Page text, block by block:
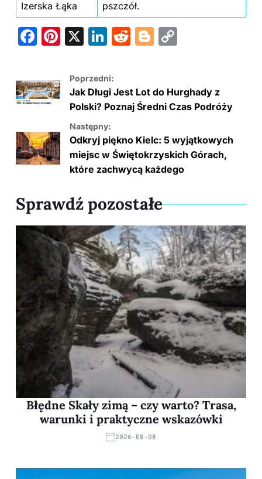
Izerska Łąka pszczół.
F
e
b
o
o
k
Pi
er
e
st
X
Li
k
e
dI
n
R
di
t
Bl
g
er
y
Li
k
Poprzedni:
Jak Długi Jest Lot do Hurghady z
Polski? Poznaj Średni Czas Podróży
Następny:
Odkryj piękno Kielc: 5 wyjątkowych
miejsc w Świętokrzyskich Górach,
które zachwycą każdego
Sprawdź pozostałe
Błędne Skały zimą – czy warto? Trasa,
warunki i praktyczne wskazówki
2026-08-08